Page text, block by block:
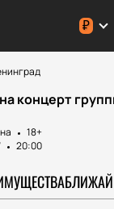
₽
концерт
18+
20:00